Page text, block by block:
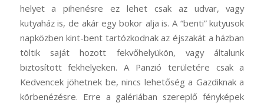
helyet a pihenésre ez lehet csak az udvar, vagy
kutyaház is, de akár egy bokor alja is. A “benti” kutyusok
napközben kint-bent tartózkodnak az éjszakát a házban
töltik saját hozott fekvőhelyükön, vagy általunk
biztosított fekhelyeken. A Panzió területére csak a
Kedvencek jöhetnek be, nincs lehetőség a Gazdiknak a
körbenézésre. Erre a galériában szereplő fényképek